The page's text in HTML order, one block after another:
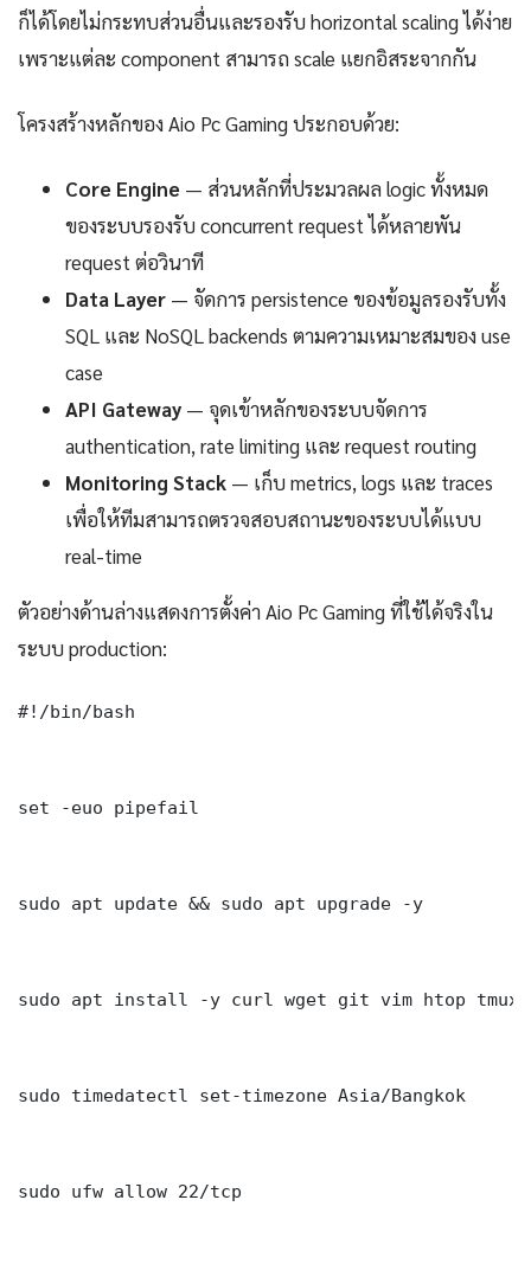
ก็ได้โดยไม่กระทบส่วนอื่นและรองรับ horizontal scaling ได้ง่าย
เพราะแต่ละ component สามารถ scale แยกอิสระจากกัน
โครงสร้างหลักของ Aio Pc Gaming ประกอบด้วย:
Core Engine — ส่วนหลักที่ประมวลผล logic ทั้งหมด
ของระบบรองรับ concurrent request ได้หลายพัน
request ต่อวินาที
Data Layer — จัดการ persistence ของข้อมูลรองรับทั้ง
SQL และ NoSQL backends ตามความเหมาะสมของ use
case
API Gateway — จุดเข้าหลักของระบบจัดการ
authentication, rate limiting และ request routing
Monitoring Stack — เก็บ metrics, logs และ traces
เพื่อให้ทีมสามารถตรวจสอบสถานะของระบบได้แบบ
real-time
ตัวอย่างด้านล่างแสดงการตั้งค่า Aio Pc Gaming ที่ใช้ได้จริงใน
ระบบ production:
#!/bin/bash
set -euo pipefail
sudo apt update && sudo apt upgrade -y
sudo apt install -y curl wget git vim htop tmux
sudo timedatectl set-timezone Asia/Bangkok
sudo ufw allow 22/tcp